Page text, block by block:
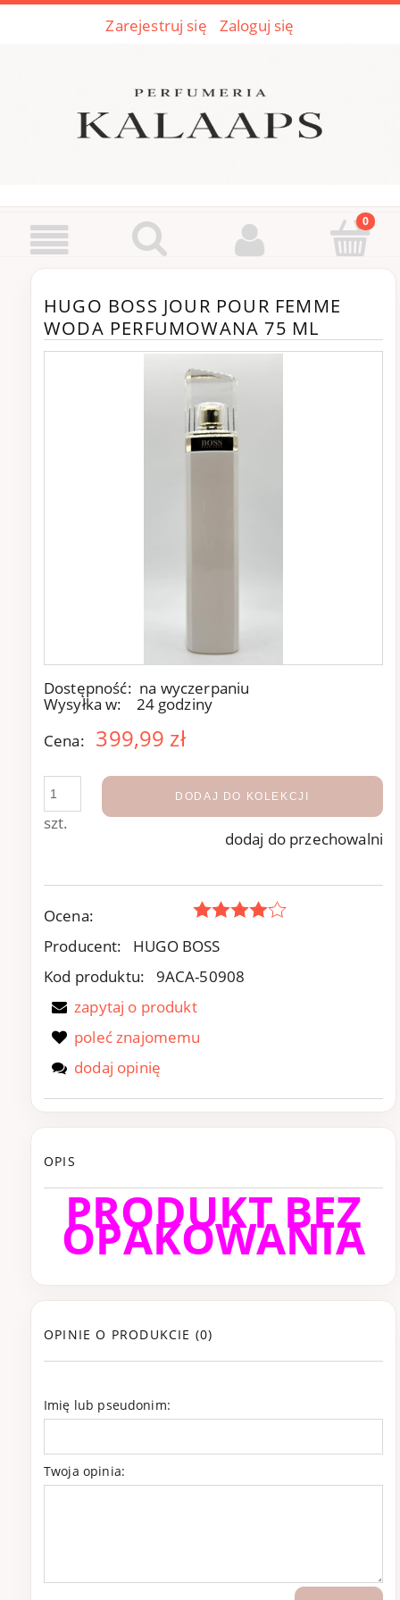
Zarejestruj się Zaloguj się
HUGO BOSS JOUR POUR FEMME
WODA PERFUMOWANA 75 ML
Dostępność: na wyczerpaniu
Wysyłka w:
24 godziny
Cena:
399,99 zł
szt.
DODAJ DO KOLEKCJI
dodaj do przechowalni
Ocena:
Producent:
HUGO BOSS
Kod produktu:
9ACA-50908
zapytaj o produkt
poleć znajomemu
dodaj opinię
OPIS
PRODUKT BEZ
OPAKOWANIA
OPINIE O PRODUKCIE (0)
Imię lub pseudonim:
Twoja opinia: